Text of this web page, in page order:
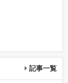
記事一覧